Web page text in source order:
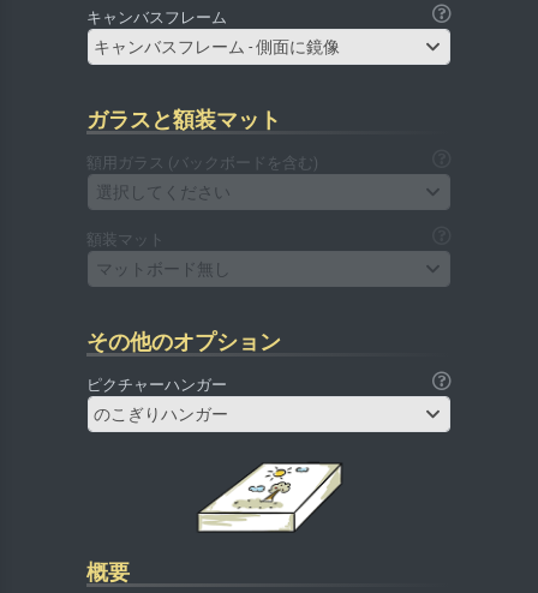
キャンバスフレーム
キャンバスフレーム - 側面に鏡像
ガラスと額装マット
額用ガラス (バックボードを含む)
選択してください
額装マット
マットボード無し
その他のオプション
ピクチャーハンガー
のこぎりハンガー
概要